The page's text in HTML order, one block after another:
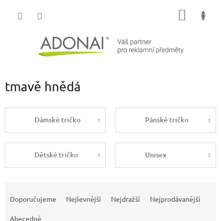
tmavě hnědá
Dámské tričko Pánské tričko
Dětské tričko Unisex
Doporučujeme Nejlevnější Nejdražší Nejprodávanější
Abecedně